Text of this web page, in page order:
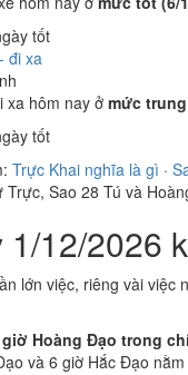
tốt
đi xa
xa hôm nay ở mức
tốt
Trực Khai nghĩa là gì ·
Sao 28 Tú và
1/12/2026
lớn việc, riêng vài
Hoàng Đạo trong
và 6 giờ Hắc Đạo